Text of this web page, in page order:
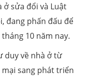
ở sửa đổi và Luật
đang phấn đấu để
10 năm nay.
duy về nhà ở từ
sang phát triển